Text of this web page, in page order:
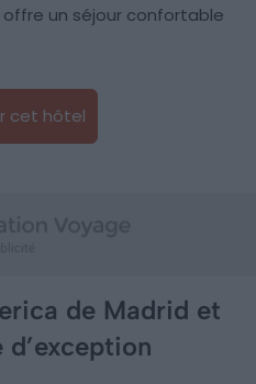
un séjour confortable
cet hôtel
de Madrid et